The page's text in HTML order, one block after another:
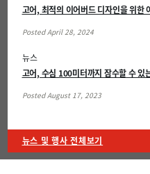
고어, 최적의 이어버드 디자인을 위한
Posted April 28, 2024
뉴스
고어, 수심 100미터까지 잠수할 수 있
Posted August 17, 2023
뉴스 및 행사 전체보기